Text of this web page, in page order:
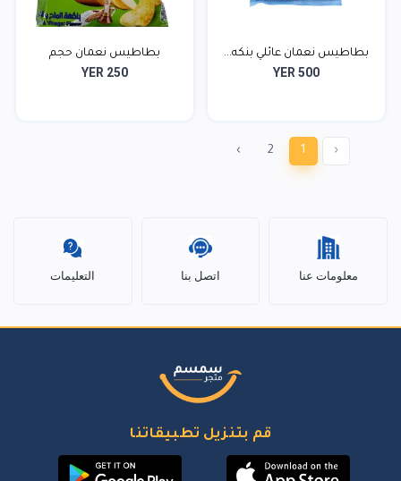
بطاطيس نعمان عائلي بنكه...
YER 500
بطاطيس نعمان حجم
متوسط...
YER 250
‹
1
2
›
معلومات عنا اتصل بنا التعليمات
قم بتنزيل تطبيقاتنا